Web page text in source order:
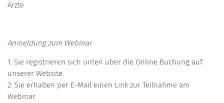
Ärzte
Anmeldung zum Webinar
1. Sie registrieren sich unten über die Online Buchung auf
unserer Website.
2. Sie erhalten per E-Mail einen Link zur Teilnahme am
Webinar.